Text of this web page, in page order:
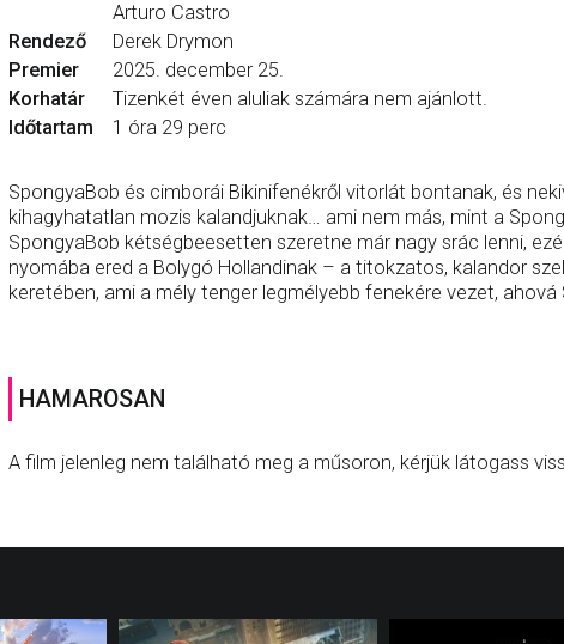
Arturo Castro
Rendező
Derek Drymon
Premier
2025. december 25.
Korhatár
Tizenkét éven aluliak számára nem ajánlott.
Időtartam
1 óra 29 perc
SpongyaBob és cimborái Bikinifenékről vitorlát bontanak, és
kihagyhatatlan mozis kalandjuknak… ami nem más, mint a
SpongyaBob kétségbeesetten szeretne már nagy srác lenni,
nyomába ered a Bolygó Hollandinak – a titokzatos, kalandor
keretében, ami a mély tenger legmélyebb fenekére vezet,
HAMAROSAN
A film jelenleg nem található meg a műsoron, kérjük látogass